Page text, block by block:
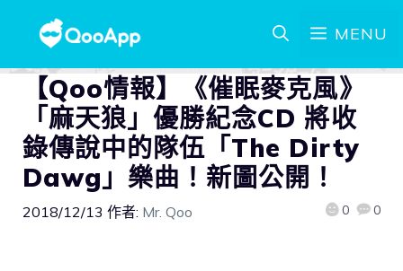
MENU
【Qoo情報】《催眠麥克風》
「麻天狼」優勝紀念CD 將收
錄傳說中的隊伍「The Dirty
Dawg」樂曲！新圖公開！
2018/12/13 作者: Mr. Qoo 0 0